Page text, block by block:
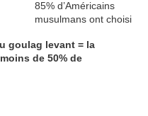
goulag levant = la
de 50% de